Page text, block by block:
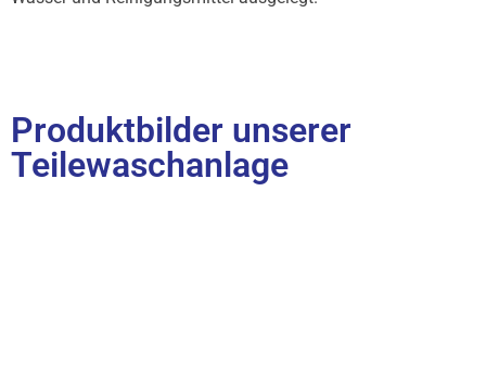
Produktbilder unserer
Teilewaschanlage